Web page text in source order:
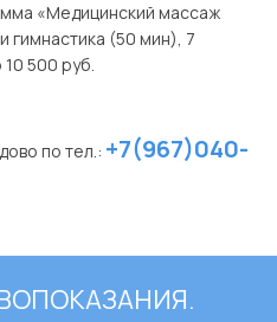
«Медицинский массаж
гимнастика (50 мин), 7
500 руб.
по тел.: +7(967)040-